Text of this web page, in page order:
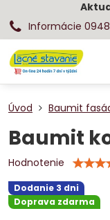
Informácie 0948
Dodanie 3 dni
Doprava zdarma
Úvod Baumit
Baumit
Hodnotenie